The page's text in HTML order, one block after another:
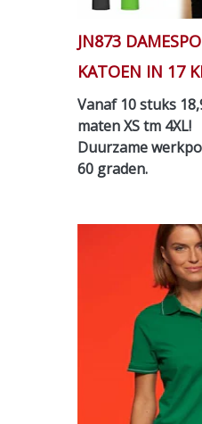
JN873
KATOEN IN 17
Vanaf 10 stuks
maten XS tm 4XL!
Duurzame
60 graden.